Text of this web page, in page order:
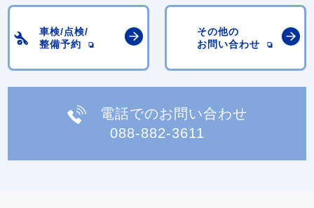
車検/点検/
整備予約
その他の
お問い合わせ
電話でのお問い合わせ
088-882-3611